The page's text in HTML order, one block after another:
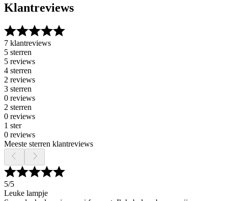
Klantreviews
7 klantreviews
5 sterren
5 reviews
4 sterren
2 reviews
3 sterren
0 reviews
2 sterren
0 reviews
1 ster
0 reviews
Meeste sterren klantreviews
5/5
Leuke lampje